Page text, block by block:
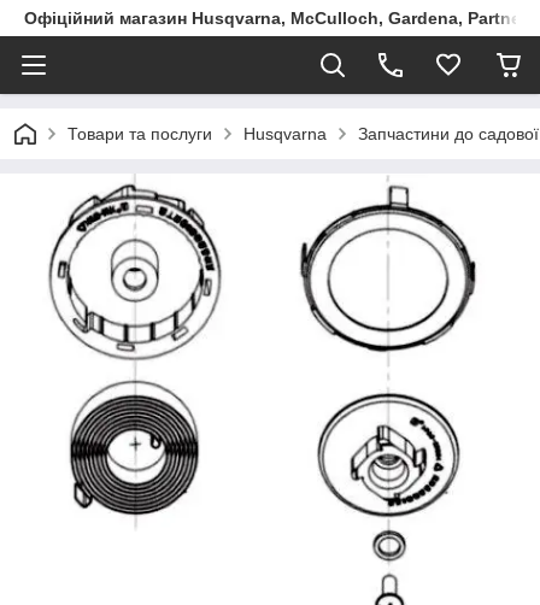
Офіційний магазин Husqvarna, McCulloch, Gardena, Partner
Товари та послуги Husqvarna Запчастини до